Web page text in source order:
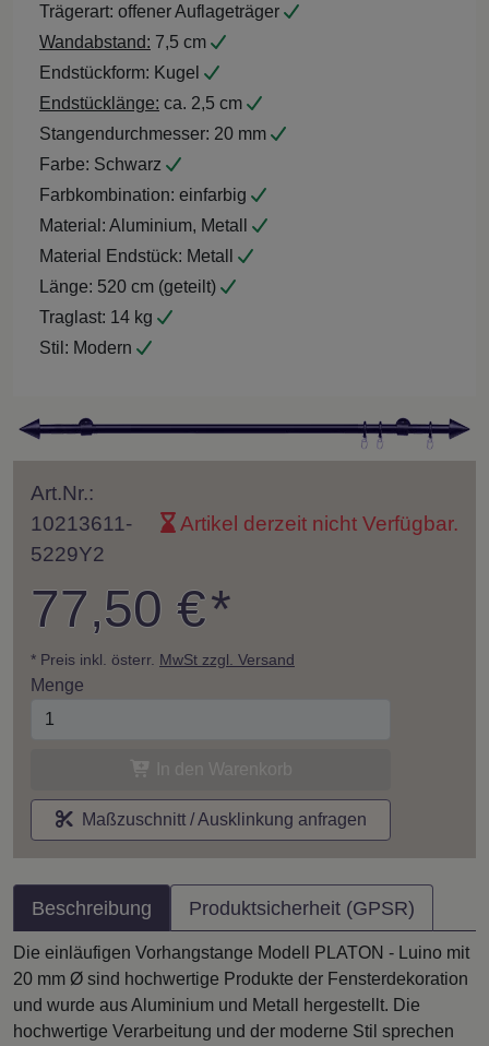
Trägerart: offener Auflageträger
Wandabstand: 7,5 cm
Endstückform: Kugel
Endstücklänge: ca. 2,5 cm
Stangendurchmesser: 20 mm
Farbe: Schwarz
Farbkombination: einfarbig
Material: Aluminium, Metall
Material Endstück: Metall
Länge: 520 cm (geteilt)
Traglast: 14 kg
Stil: Modern
Art.Nr.:
10213611-
5229Y2
Artikel derzeit nicht Verfügbar.
77,50 €*
* Preis inkl. österr. MwSt zzgl. Versand
Menge
Maßzuschnitt / Ausklinkung anfragen
Beschreibung Produktsicherheit (GPSR)
Die einläufigen Vorhangstange Modell PLATON - Luino mit
20 mm Ø sind hochwertige Produkte der Fensterdekoration
und wurde aus Aluminium und Metall hergestellt. Die
hochwertige Verarbeitung und der moderne Stil sprechen